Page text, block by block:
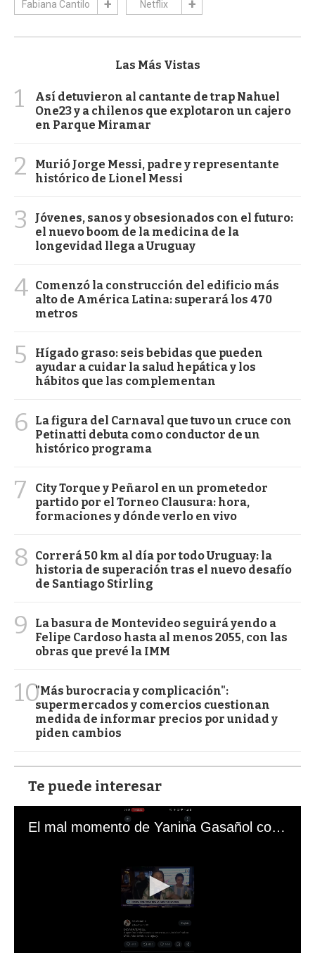
Fabiana Cantilo Netflix
Las Más Vistas
1
Así detuvieron al cantante de trap Nahuel
One23 y a chilenos que explotaron un cajero
en Parque Miramar
2
Murió Jorge Messi, padre y representante
histórico de Lionel Messi
3
Jóvenes, sanos y obsesionados con el futuro:
el nuevo boom de la medicina de la
longevidad llega a Uruguay
4 Comenzó la construcción del edificio más
alto de América Latina: superará los 470
metros
5
Hígado graso: seis bebidas que pueden
ayudar a cuidar la salud hepática y los
hábitos que las complementan
6
La figura del Carnaval que tuvo un cruce con
Petinatti debuta como conductor de un
histórico programa
7
City Torque y Peñarol en un prometedor
partido por el Torneo Clausura: hora,
formaciones y dónde verlo en vivo
8
Correrá 50 km al día por todo Uruguay: la
historia de superación tras el nuevo desafío
de Santiago Stirling
9
La basura de Montevideo seguirá yendo a
Felipe Cardoso hasta al menos 2055, con las
obras que prevé la IMM
10"Más burocracia y complicación":
supermercados y comercios cuestionan
medida de informar precios por unidad y
piden cambios
Te puede interesar
El mal momento de Yanina Gasañol con un hincha argentino en "Subrayado"